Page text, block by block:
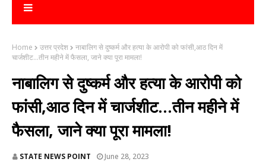
Home उत्तर प्रदेश
नाबालिग से दुष्कर्म और हत्या के आरोपी को फांसी,आठ दिन में
चार्जशीट...तीन महीने में फैसला, जाने क्या पूरा मामला!
नाबालिग से दुष्कर्म और हत्या के आरोपी को
फांसी,आठ दिन में चार्जशीट...तीन महीने में
फैसला, जाने क्या पूरा मामला!
STATE NEWS POINT June 28, 2023